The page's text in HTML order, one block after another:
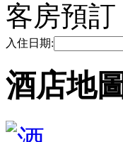
客房預訂
入住日期:
酒店地圖